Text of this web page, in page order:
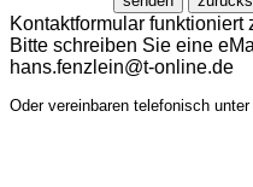
Kontaktformular funktioniert
Bitte schreiben Sie eine
hans.fenzlein@t-online.de
Oder vereinbaren telefonisch